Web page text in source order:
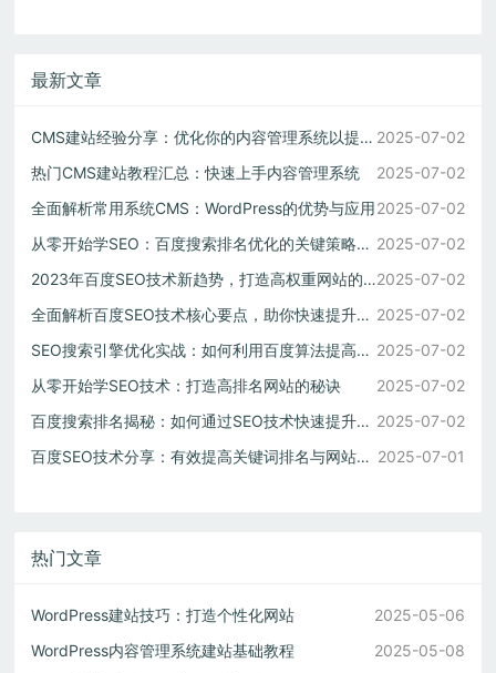
最新文章
CMS建站经验分享：优化你的内容管理系统以提高性能 2025-07-02
热门CMS建站教程汇总：快速上手内容管理系统
2025-07-02
全面解析常用系统CMS：WordPress的优势与应用2025-07-02
从零开始学SEO：百度搜索排名优化的关键策略与工具 2025-07-02
2023年百度SEO技术新趋势，打造高权重网站的秘诀2025-07-02
全面解析百度SEO技术核心要点，助你快速提升搜索排名 2025-07-02
SEO搜索引擎优化实战：如何利用百度算法提高排名 2025-07-02
从零开始学SEO技术：打造高排名网站的秘诀
2025-07-02
百度搜索排名揭秘：如何通过SEO技术快速提升流量 2025-07-02
百度SEO技术分享：有效提高关键词排名与网站权重的方法 2025-07-01
热门文章
WordPress建站技巧：打造个性化网站
2025-05-06
WordPress内容管理系统建站基础教程
2025-05-08